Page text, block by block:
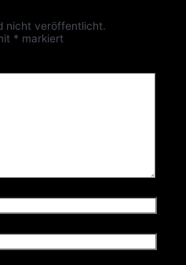
nicht veröffentlicht.
* markiert